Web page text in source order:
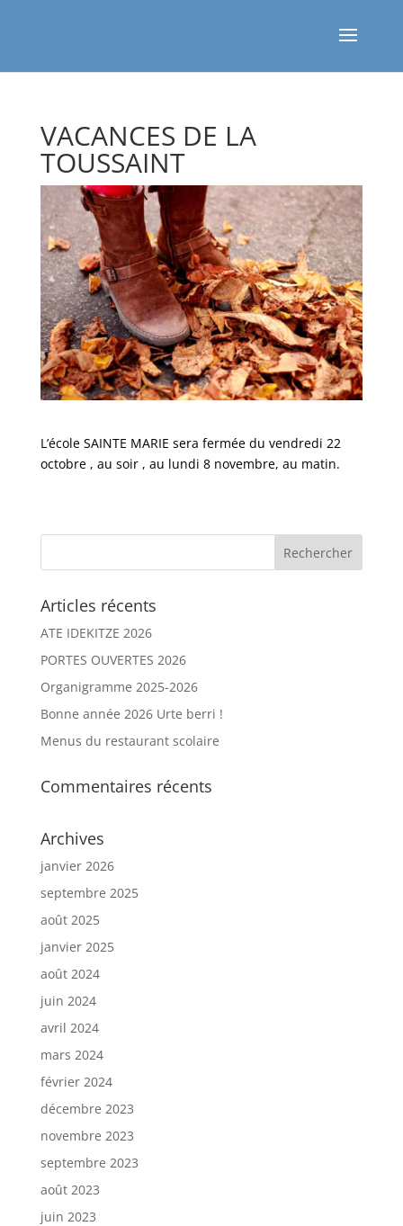
VACANCES DE LA
TOUSSAINT
L’école SAINTE MARIE sera fermée du vendredi 22
octobre , au soir , au lundi 8 novembre, au matin.
Articles récents
ATE IDEKITZE 2026
PORTES OUVERTES 2026
Organigramme 2025-2026
Bonne année 2026 Urte berri !
Menus du restaurant scolaire
Commentaires récents
Archives
janvier 2026
septembre 2025
août 2025
janvier 2025
août 2024
juin 2024
avril 2024
mars 2024
février 2024
décembre 2023
novembre 2023
septembre 2023
août 2023
juin 2023